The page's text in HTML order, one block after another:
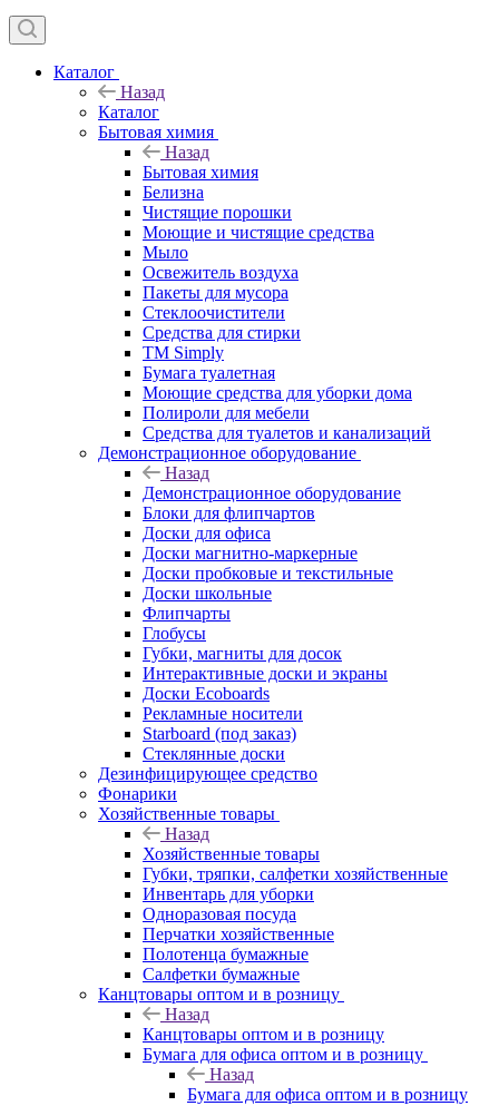
Каталог
Назад
Каталог
Бытовая химия
Назад
Бытовая химия
Белизна
Чистящие порошки
Моющие и чистящие средства
Мыло
Освежитель воздуха
Пакеты для мусора
Стеклоочистители
Средства для стирки
TM Simply
Бумага туалетная
Моющие средства для уборки дома
Полироли для мебели
Средства для туалетов и канализаций
Демонстрационное оборудование
Назад
Демонстрационное оборудование
Блоки для флипчартов
Доски для офиса
Доски магнитно-маркерные
Доски пробковые и текстильные
Доски школьные
Флипчарты
Глобусы
Губки, магниты для досок
Интерактивные доски и экраны
Доски Ecoboards
Рекламные носители
Starboard (под заказ)
Стеклянные доски
Дезинфицирующее средство
Фонарики
Хозяйственные товары
Назад
Хозяйственные товары
Губки, тряпки, салфетки хозяйственные
Инвентарь для уборки
Одноразовая посуда
Перчатки хозяйственные
Полотенца бумажные
Салфетки бумажные
Канцтовары оптом и в розницу
Назад
Канцтовары оптом и в розницу
Бумага для офиса оптом и в розницу
Назад
Бумага для офиса оптом и в розницу